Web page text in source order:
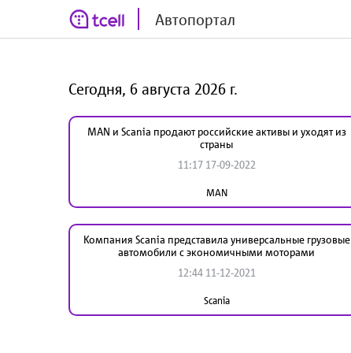
Автопортал
Сегодня, 6 августа 2026 г.
MAN и Scania продают российские активы и уходят из
страны
11:17 17-09-2022
MAN
Компания Scania представила универсальные грузовые
автомобили с экономичными моторами
12:44 11-12-2021
Scania